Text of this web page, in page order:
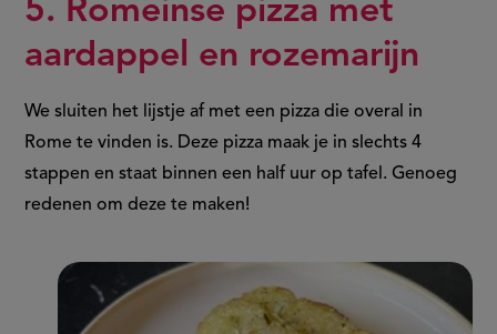
5. Romeinse pizza met
aardappel en rozemarijn
We sluiten het lijstje af met een pizza die overal in
Rome te vinden is. Deze pizza maak je in slechts 4
stappen en staat binnen een half uur op tafel. Genoeg
redenen om deze te maken!